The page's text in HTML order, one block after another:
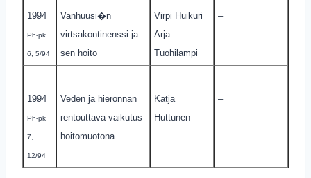
1994
Ph-pk
6, 5/94
Vanhuusi�n
virtsakontinenssi ja
sen hoito
Virpi Huikuri
Arja
Tuohilampi
–
1994
Ph-pk
7,
12/94
Veden ja hieronnan
rentouttava vaikutus
hoitomuotona
Katja
Huttunen
–